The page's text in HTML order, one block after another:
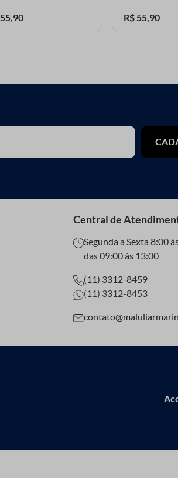
55,90 R$ 55,90
Central de
Segunda a Sexta 8:00
das 09:00 às 13:00
(11) 3312-8459
(11) 3312-8453